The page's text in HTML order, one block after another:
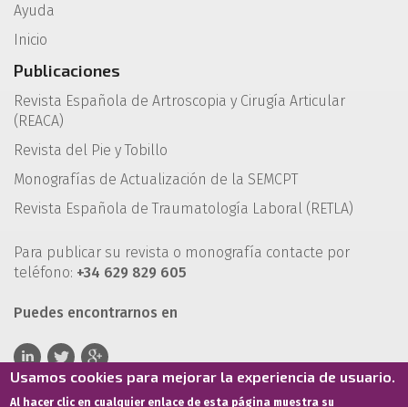
Ayuda
Inicio
Publicaciones
Revista Española de Artroscopia y Cirugía Articular
(REACA)
Revista del Pie y Tobillo
Monografías de Actualización de la SEMCPT
Revista Española de Traumatología Laboral (RETLA)
Para publicar su revista o monografía contacte por
teléfono: +34 629 829 605
Puedes encontrarnos en
Usamos cookies para mejorar la experiencia de usuario.
Al hacer clic en cualquier enlace de esta página muestra su